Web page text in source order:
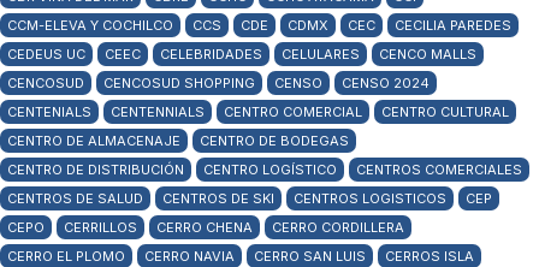
CCM-ELEVA Y COCHILCO
CCS CDE CDMX CEC
CECILIA PAREDES
CEDEUS UC
CEEC CELEBRIDADES CELULARES
CENCO MALLS
CENCOSUD
CENCOSUD SHOPPING CENSO
CENSO 2024
CENTENIALS
CENTENNIALS CENTRO COMERCIAL
CENTRO CULTURAL
CENTRO DE ALMACENAJE
CENTRO DE BODEGAS
CENTRO DE DISTRIBUCIÓN
CENTRO LOGÍSTICO
CENTROS COMERCIALES
CENTROS DE SALUD
CENTROS DE SKI CENTROS LOGISTICOS
CEP
CEPO
CERRILLOS CERRO CHENA
CERRO CORDILLERA
CERRO EL PLOMO
CERRO NAVIA CERRO SAN LUIS
CERROS ISLA